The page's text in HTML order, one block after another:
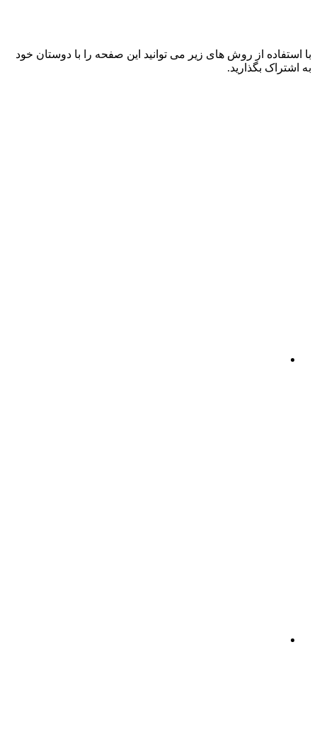
با استفاده از روش های زیر می توانید این صفحه را با دوستان خود
به اشتراک بگذارید.